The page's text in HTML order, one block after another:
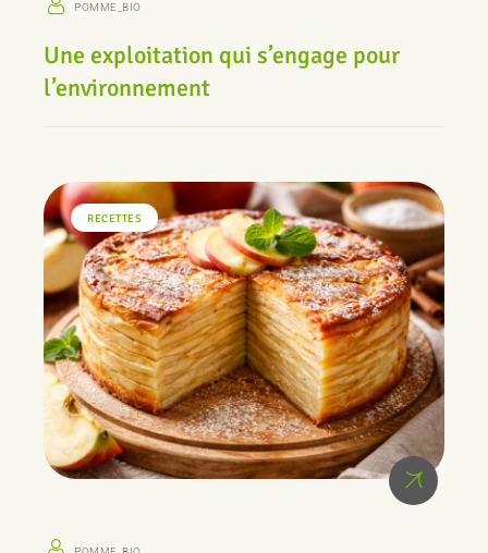
POMME_BIO
Une exploitation qui s’engage pour
l’environnement
RECETTES